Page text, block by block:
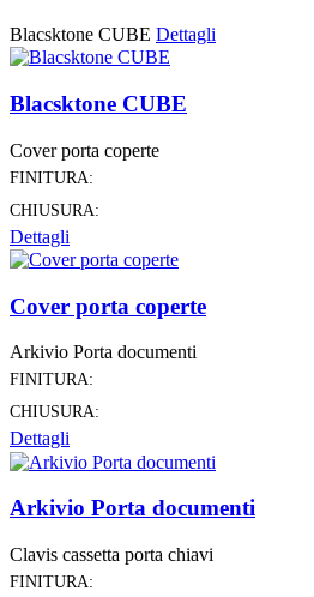
Blacsktone CUBE Dettagli
Blacsktone CUBE
Cover porta coperte
FINITURA:
CHIUSURA:
Dettagli
Cover porta coperte
Arkivio Porta documenti
FINITURA:
CHIUSURA:
Dettagli
Arkivio Porta documenti
Clavis cassetta porta chiavi
FINITURA: